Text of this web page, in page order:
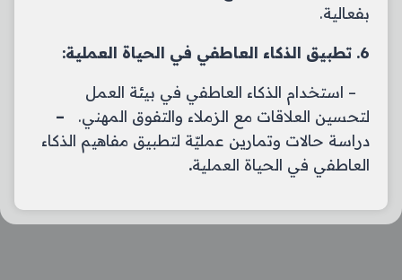
بفعالية.
6. تطبيق الذكاء العاطفي في الحياة العملية:
– استخدام الذكاء العاطفي في بيئة العمل
لتحسين العلاقات مع الزملاء والتفوق المهني. –
دراسة حالات وتمارين عمليّة لتطبيق مفاهيم الذكاء
العاطفي في الحياة العملية.